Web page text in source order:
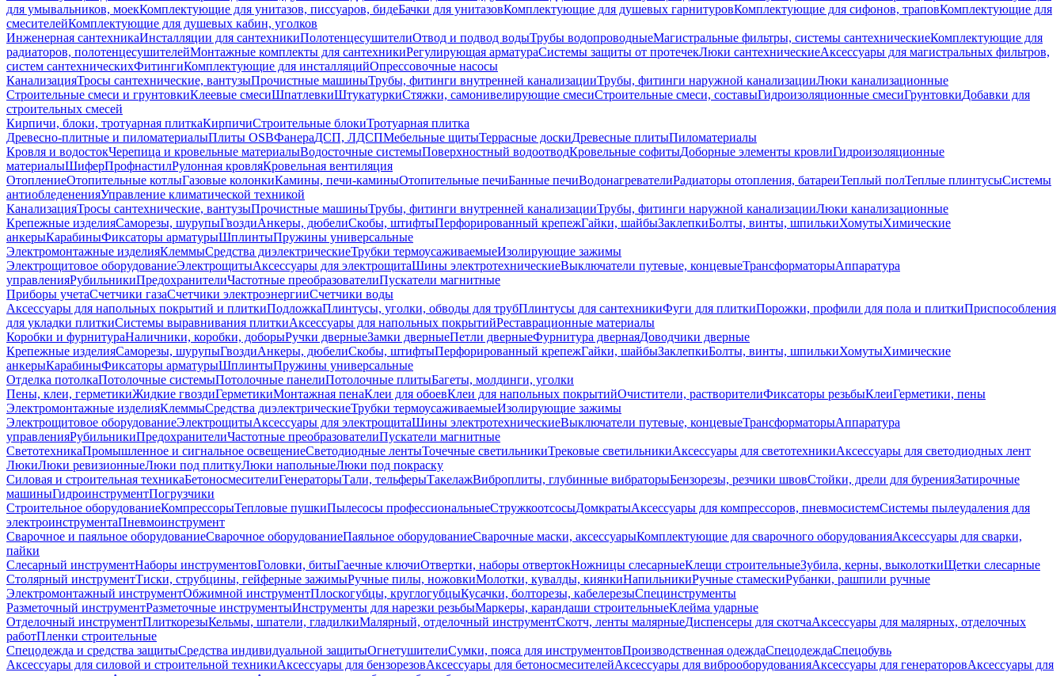
для умывальников, моекКомплектующие для унитазов, писсуаров, бидеБачки для унитазовКомплектующие для душевых гарнитуровКомплектующие для сифонов, траповКомплектующие для
смесителейКомплектующие для душевых кабин, уголков
Инженерная сантехникаИнсталляции для сантехникиПолотенцесушителиОтвод и подвод водыТрубы водопроводныеМагистральные фильтры, системы сантехническиеКомплектующие для
радиаторов, полотенцесушителейМонтажные комплекты для сантехникиРегулирующая арматураСистемы защиты от протечекЛюки сантехническиеАксессуары для магистральных фильтров,
систем сантехническихФитингиКомплектующие для инсталляцийОпрессовочные насосы
КанализацияТросы сантехнические, вантузыПрочистные машиныТрубы, фитинги внутренней канализацииТрубы, фитинги наружной канализацииЛюки канализационные
Строительные смеси и грунтовкиКлеевые смесиШпатлевкиШтукатуркиСтяжки, самонивелирующие смесиСтроительные смеси, составыГидроизоляционные смесиГрунтовкиДобавки для
строительных смесей
Кирпичи, блоки, тротуарная плиткаКирпичиСтроительные блокиТротуарная плитка
Древесно-плитные и пиломатериалыПлиты OSBФанераДСП, ЛДСПМебельные щитыТеррасные доскиДревесные плитыПиломатериалы
Кровля и водостокЧерепица и кровельные материалыВодосточные системыПоверхностный водоотводКровельные софитыДоборные элементы кровлиГидроизоляционные
материалыШиферПрофнастилРулонная кровляКровельная вентиляция
ОтоплениеОтопительные котлыГазовые колонкиКамины, печи-каминыОтопительные печиБанные печиВодонагревателиРадиаторы отопления, батареиТеплый полТеплые плинтусыСистемы
антиобледененияУправление климатической техникой
КанализацияТросы сантехнические, вантузыПрочистные машиныТрубы, фитинги внутренней канализацииТрубы, фитинги наружной канализацииЛюки канализационные
Крепежные изделияСаморезы, шурупыГвоздиАнкеры, дюбелиСкобы, штифтыПерфорированный крепежГайки, шайбыЗаклепкиБолты, винты, шпилькиХомутыХимические
анкерыКарабиныФиксаторы арматурыШплинтыПружины универсальные
Электромонтажные изделияКлеммыСредства диэлектрическиеТрубки термоусаживаемыеИзолирующие зажимы
Электрощитовое оборудованиеЭлектрощитыАксессуары для электрощитаШины электротехническиеВыключатели путевые, концевыеТрансформаторыАппаратура
управленияРубильникиПредохранителиЧастотные преобразователиПускатели магнитные
Приборы учетаСчетчики газаСчетчики электроэнергииСчетчики воды
Аксессуары для напольных покрытий и плиткиПодложкаПлинтусы, уголки, обводы для трубПлинтусы для сантехникиФуги для плиткиПорожки, профили для пола и плиткиПриспособления
для укладки плиткиСистемы выравнивания плиткиАксессуары для напольных покрытийРеставрационные материалы
Коробки и фурнитураНаличники, коробки, доборыРучки дверныеЗамки дверныеПетли дверныеФурнитура двернаяДоводчики дверные
Крепежные изделияСаморезы, шурупыГвоздиАнкеры, дюбелиСкобы, штифтыПерфорированный крепежГайки, шайбыЗаклепкиБолты, винты, шпилькиХомутыХимические
анкерыКарабиныФиксаторы арматурыШплинтыПружины универсальные
Отделка потолкаПотолочные системыПотолочные панелиПотолочные плитыБагеты, молдинги, уголки
Пены, клеи, герметикиЖидкие гвоздиГерметикиМонтажная пенаКлеи для обоевКлеи для напольных покрытийОчистители, растворителиФиксаторы резьбыКлеиГерметики, пены
Электромонтажные изделияКлеммыСредства диэлектрическиеТрубки термоусаживаемыеИзолирующие зажимы
Электрощитовое оборудованиеЭлектрощитыАксессуары для электрощитаШины электротехническиеВыключатели путевые, концевыеТрансформаторыАппаратура
управленияРубильникиПредохранителиЧастотные преобразователиПускатели магнитные
СветотехникаПромышленное и сигнальное освещениеСветодиодные лентыТочечные светильникиТрековые светильникиАксессуары для светотехникиАксессуары для светодиодных лент
ЛюкиЛюки ревизионныеЛюки под плиткуЛюки напольныеЛюки под покраску
Силовая и строительная техникаБетоносмесителиГенераторыТали, тельферыТакелажВиброплиты, глубинные вибраторыБензорезы, резчики швовСтойки, дрели для буренияЗатирочные
машиныГидроинструментПогрузчики
Строительное оборудованиеКомпрессорыТепловые пушкиПылесосы профессиональныеСтружкоотсосыДомкратыАксессуары для компрессоров, пневмосистемСистемы пылеудаления для
электроинструментаПневмоинструмент
Сварочное и паяльное оборудованиеСварочное оборудованиеПаяльное оборудованиеСварочные маски, аксессуарыКомплектующие для сварочного оборудованияАксессуары для сварки,
пайки
Слесарный инструментНаборы инструментовГоловки, битыГаечные ключиОтвертки, наборы отвертокНожницы слесарныеКлещи строительныеЗубила, керны, выколоткиЩетки слесарные
Столярный инструментТиски, струбцины, гейферные зажимыРучные пилы, ножовкиМолотки, кувалды, киянкиНапильникиРучные стамескиРубанки, рашпили ручные
Электромонтажный инструментОбжимной инструментПлоскогубцы, круглогубцыКусачки, болторезы, кабелерезыСпецинструменты
Разметочный инструментРазметочные инструментыИнструменты для нарезки резьбыМаркеры, карандаши строительныеКлейма ударные
Отделочный инструментПлиткорезыКельмы, шпатели, гладилкиМалярный, отделочный инструментСкотч, ленты малярныеДиспенсеры для скотчаАксессуары для малярных, отделочных
работПленки строительные
Спецодежда и средства защитыСредства индивидуальной защитыОгнетушителиСумки, пояса для инструментовПроизводственная одеждаСпецодеждаСпецобувь
Аксессуары для силовой и строительной техникиАксессуары для бензорезовАксессуары для бетоносмесителейАксессуары для виброоборудованияАксессуары для генераторовАксессуары для